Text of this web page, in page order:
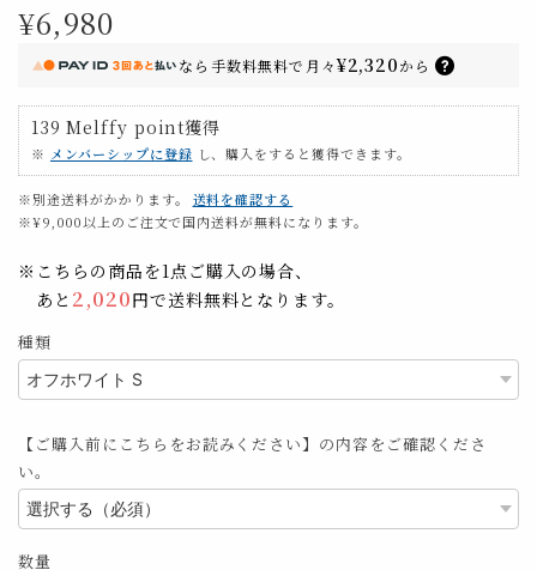
¥6,980
なら 手数料無料で 月々¥2,320から
139 Melffy point獲得
※ メンバーシップに登録 し、購入をすると獲得できます。
※別途送料がかかります。
送料を確認する
※¥9,000以上のご注文で国内送料が無料になります。
※こちらの商品を1点ご購入の場合、
あと 2,020円で送料無料となります。
種類
【ご購入前にこちらをお読みください】の内容をご確認くださ
い。
数量